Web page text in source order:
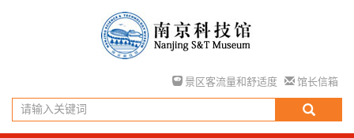
景区客流量和舒适度 馆长信箱